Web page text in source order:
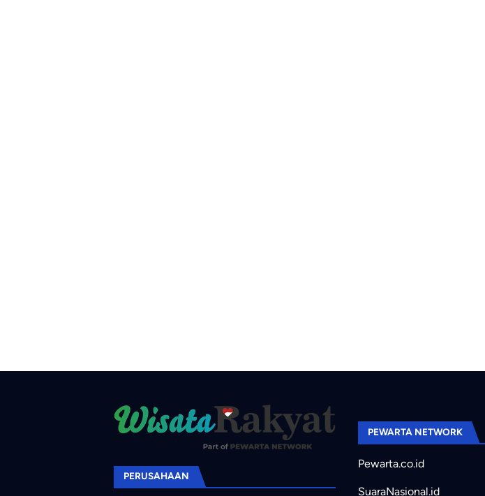
PERUSAHAAN
PEWARTA NETWORK
Pewarta.co.id
SuaraNasional.id